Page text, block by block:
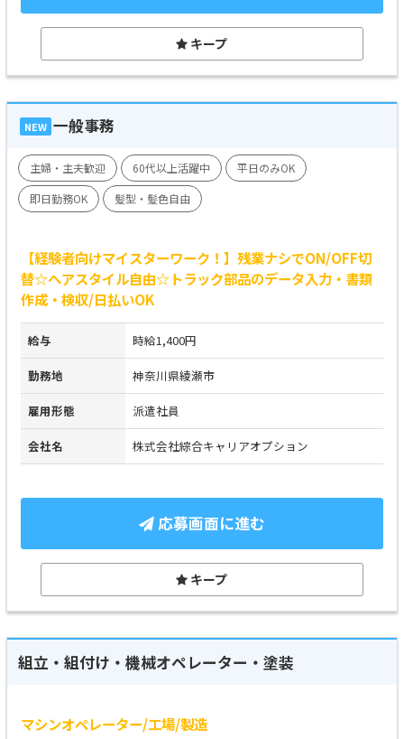
キープ
NEW 一般事務
主婦・主夫歓迎 60代以上活躍中
平日のみOK
即日勤務OK
髪型・髪色自由
【経験者向けマイスターワーク！】残業ナシでON/OFF切
替☆ヘアスタイル自由☆トラック部品のデータ入力・書類
作成・検収/日払いOK
給与 時給1,400円
勤務地 神奈川県綾瀬市
雇用形態 派遣社員
会社名 株式会社綜合キャリアオプション
応募画面に進む
キープ
組立・組付け・機械オペレーター・塗装
マシンオペレーター/工場/製造